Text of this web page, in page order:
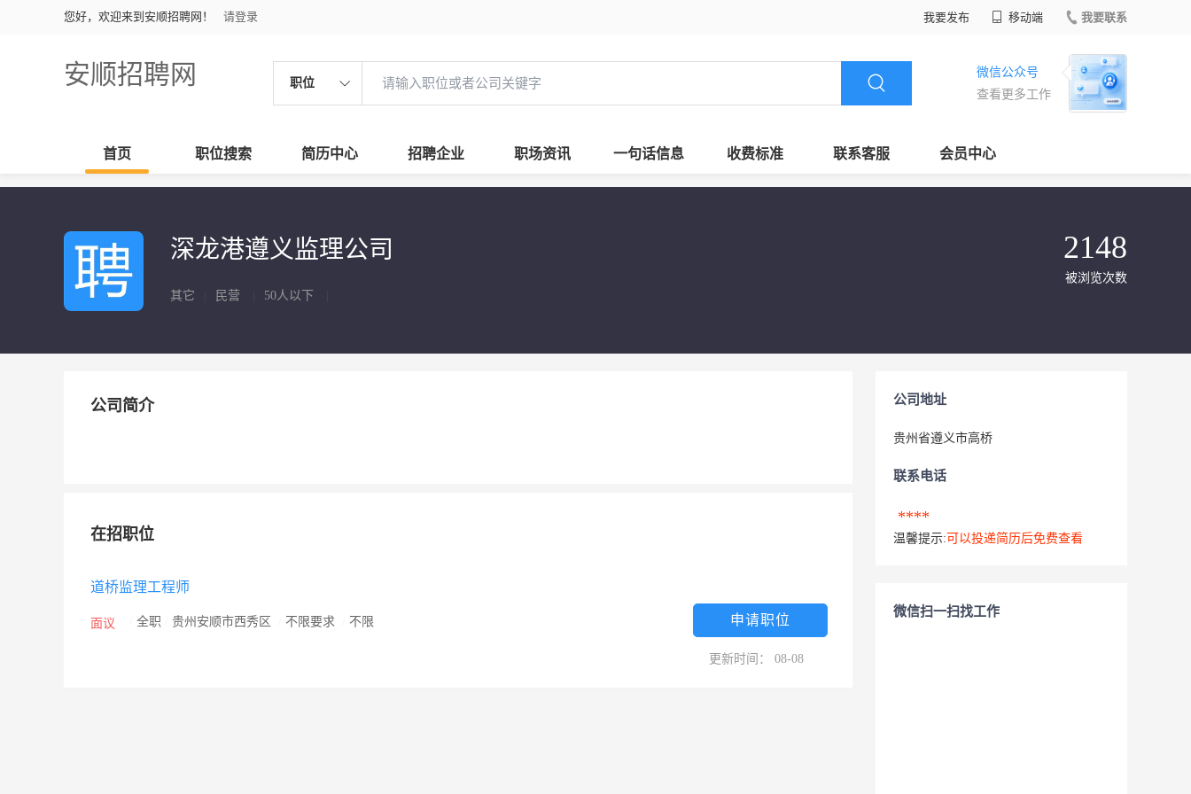
您好，欢迎来到安顺招聘网！ 请登录 我要发布 移动端 我要联系
安顺招聘网 职位
微信公众号
查看更多工作
首页 职位搜索 简历中心 招聘企业 职场资讯 一句话信息 收费标准 联系客服 会员中心
深龙港遵义监理公司
其它 民营 50人以下
2148
被浏览次数
公司简介
在招职位
道桥监理工程师
面议 全职 贵州安顺市西秀区 不限要求 不限 申请职位
更新时间： 08-08
公司地址
贵州省遵义市高桥
联系电话
****
温馨提示: 可以投递简历后免费查看
微信扫一扫找工作